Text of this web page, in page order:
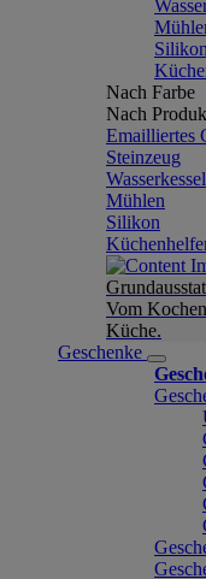
Silikon
Nach Farbe
Nach
Emailliertes
Steinzeug
Wasserkessel
Mühlen
Silikon
Vom
Küche.
Geschenke